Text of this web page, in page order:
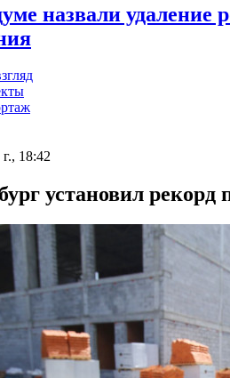
назвали удаление
г., 18:42
установил рекорд